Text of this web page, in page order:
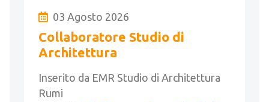
03 Agosto 2026
Collaboratore Studio di
Architettura
Inserito da EMR Studio di Architettura
Rumi